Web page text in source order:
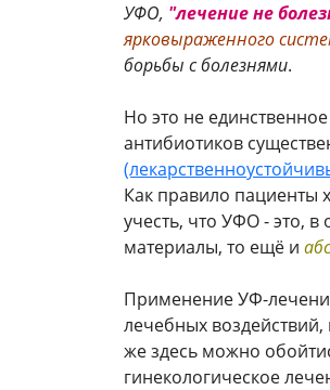
УФО, "лечение не
ярковыраженного
борьбы с болезнями.
Но это не
антибиотиков
Как правило пациенты
учесть, что УФО - это,
материалы, то ещё и
Применение УФ-
лечебных
же здесь можно
гинекологическое